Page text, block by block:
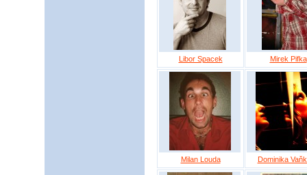
Libor Spacek Mirek Pifka
Milan Louda Dominika